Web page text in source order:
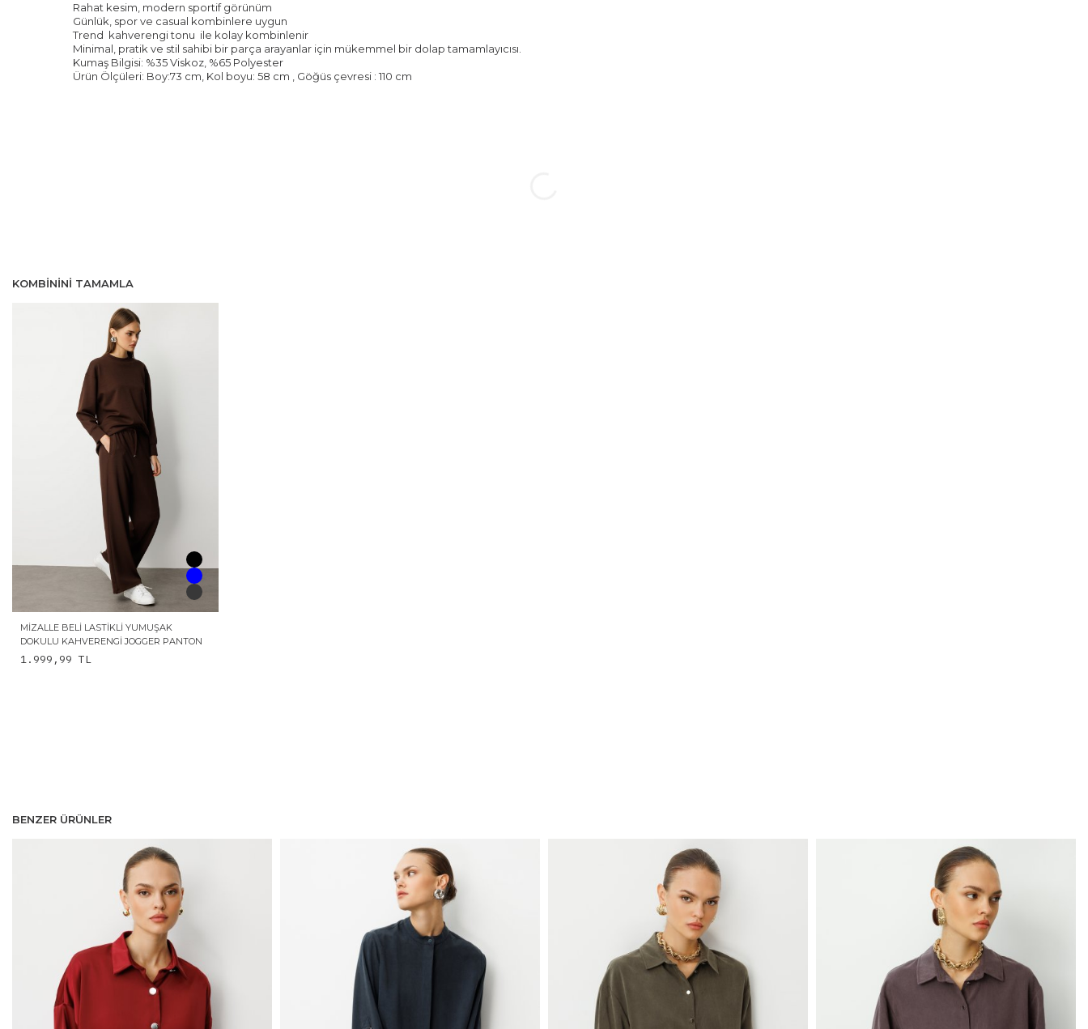
Rahat kesim, modern sportif görünüm
Günlük, spor ve casual kombinlere uygun
Trend kahverengi tonu ile kolay kombinlenir
Minimal, pratik ve stil sahibi bir parça arayanlar için mükemmel bir dolap tamamlayıcısı.
Kumaş Bilgisi: %35 Viskoz, %65 Polyester
Ürün Ölçüleri: Boy:73 cm, Kol boyu: 58 cm , Göğüs çevresi : 110 cm
KOMBININI TAMAMLA
MIZALLE BELI LASTIKLI YUMUŞAK
DOKULU KAHVERENGI JOGGER PANTON
1.999,99 TL
BENZER ÜRÜNLER